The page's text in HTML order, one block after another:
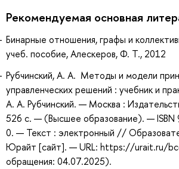
Рекомендуемая основная
Бинарные отношения, графы и
учеб. пособие, Алескеров, Ф. Т., 2012
Рубчинский, А. А. Методы и модели
управленческих решений : учебник и
А. А. Рубчинский. — Москва :
526 с. — (Высшее образование). —
0. — Текст : электронный //
Юрайт [сайт]. — URL: https://urait.ru/
обращения: 04.07.2025).